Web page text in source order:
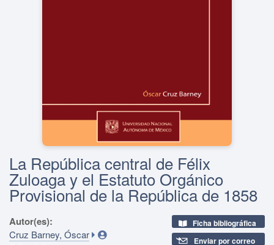
La República central de Félix
Zuloaga y el Estatuto Orgánico
Provisional de la República de 1858
Autor(es):
Cruz Barney, Óscar
Ficha bibliográfica
Enviar por correo